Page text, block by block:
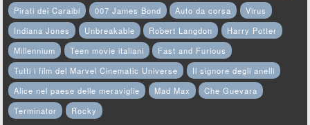
Pirati dei Caraibi
007 James Bond Auto da corsa
Virus
Indiana Jones
Unbreakable Robert Langdon
Harry Potter
Millennium
Teen movie italiani
Fast and Furious
Tutti i film del Marvel Cinematic Universe
Il signore degli anelli
Alice nel paese delle meraviglie
Mad Max
Che Guevara
Terminator
Rocky